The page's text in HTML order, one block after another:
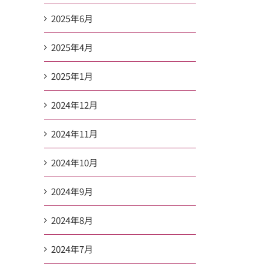
2025年6月
2025年4月
2025年1月
2024年12月
2024年11月
2024年10月
2024年9月
2024年8月
2024年7月